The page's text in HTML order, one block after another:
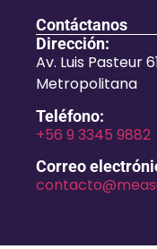
Contáctanos
Dirección:
Av. Luis Pasteur
Metropolitana
Teléfono:
+56 9 3345 9882
Correo